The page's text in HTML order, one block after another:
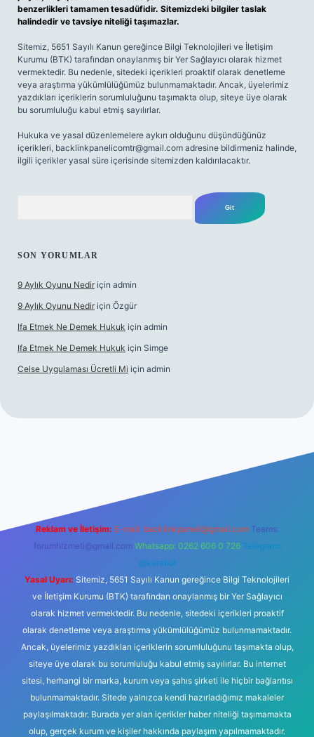
benzerlikleri tamamen tesadüfidir. Sitemizdeki bilgiler taslak
halindedir ve tavsiye niteliği taşımazlar.
Sitemiz, 5651 Sayılı Kanun gereğince Bilgi Teknolojileri ve İletişim
Kurumu (BTK) tarafından onaylanmış bir Yer Sağlayıcı olarak hizmet
vermektedir. Bu nedenle, sitedeki içerikleri proaktif olarak denetleme
veya araştırma yükümlülüğümüz bulunmamaktadır. Ancak, üyelerimiz
yazdıkları içeriklerin sorumluluğunu taşımakta olup, siteye üye olarak
bu sorumluluğu kabul etmiş sayılırlar.
Hukuka ve yasal düzenlemelere aykırı olduğunu düşündüğünüz
içerikleri, backlinkpanelicomtr@gmail.com adresine bildirmeniz halinde,
ilgili içerikler yasal süre içerisinde sitemizden kaldırılacaktır.
SON YORUMLAR
9 Aylık Oyunu Nedir için admin
9 Aylık Oyunu Nedir için Özgür
Ifa Etmek Ne Demek Hukuk için admin
Ifa Etmek Ne Demek Hukuk için Simge
Celse Uygulaması Ücretli Mi için admin
Reklam ve İletişim: E-mail: backlinkpaneli@gmail.com Teams:
forumhizmeti@gmail.com Whatsapp: 0262 606 0 726 Telegram:
@karabul
Yasal Uyarı: Sitemiz, 5651 Sayılı Kanun gereğince Bilgi Teknolojileri
ve İletişim Kurumu (BTK) tarafından onaylanmış bir Yer Sağlayıcı
olarak hizmet vermektedir. Bu nedenle, sitedeki içerikleri proaktif
olarak denetleme veya araştırma yükümlülüğümüz bulunmamaktadır.
Ancak, üyelerimiz yazdıkları içeriklerin sorumluluğunu taşımakta olup,
siteye üye olarak bu sorumluluğu kabul etmiş sayılırlar. Bu internet
sitesi, herhangi bir marka, kurum veya şahıs şirketi ile hiçbir bağlantısı
bulunmamaktadır. Sitede yalnızca kendi hazırladığımız makaleler
paylaşılmaktadır. Burada yer alan içerikler haber niteliği taşımamakta
olup, gerçek kurum ve kişiler hakkında paylaşım yapılmamaktadır.